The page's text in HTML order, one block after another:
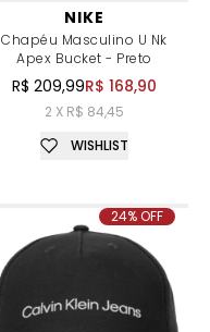
NIKE
Chapéu Masculino U Nk
Apex Bucket - Preto
R$ 209,99R$ 168,90
2 X R$ 84,45
WISHLIST
24% OFF